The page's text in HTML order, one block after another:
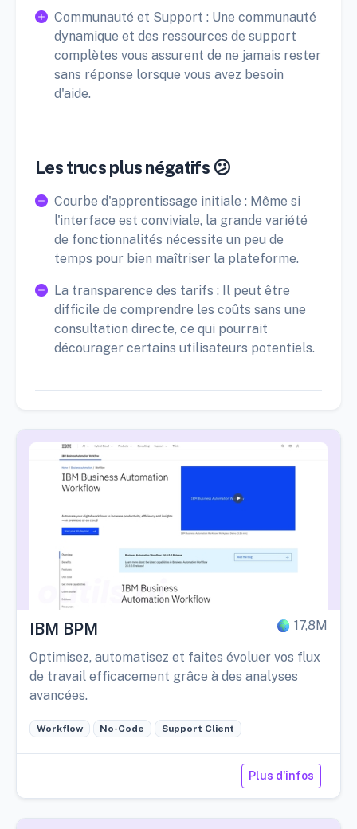
Communauté et Support : Une communauté
dynamique et des ressources de support
complètes vous assurent de ne jamais rester
sans réponse lorsque vous avez besoin
d'aide.
Les trucs plus négatifs 😕
Courbe d'apprentissage initiale : Même si
l'interface est conviviale, la grande variété
de fonctionnalités nécessite un peu de
temps pour bien maîtriser la plateforme.
La transparence des tarifs : Il peut être
difficile de comprendre les coûts sans une
consultation directe, ce qui pourrait
décourager certains utilisateurs potentiels.
IBM BPM 17,8M
Optimisez, automatisez et faites évoluer vos flux
de travail efficacement grâce à des analyses
avancées.
Workflow No-Code Support Client
Plus d'infos